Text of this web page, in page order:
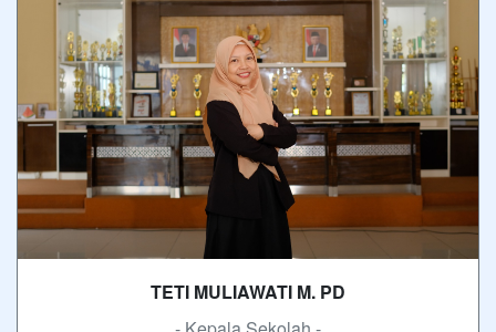
TETI MULIAWATI M. PD